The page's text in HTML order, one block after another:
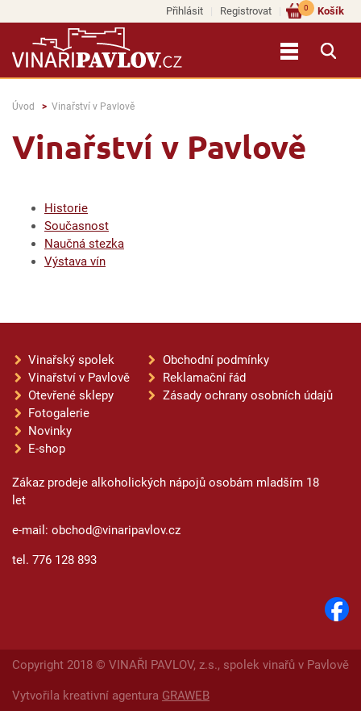
Přihlásit Registrovat Košík
0
Úvod Vinařství v Pavlově
Vinařství v Pavlově
Historie
Současnost
Naučná stezka
Výstava vín
Vinařský spolek
Vinařství v Pavlově
Otevřené sklepy
Fotogalerie
Novinky
E-shop
Obchodní podmínky
Reklamační řád
Zásady ochrany osobních údajů
Zákaz prodeje alkoholických nápojů osobám mladším 18
let
e-mail: obchod@vinaripavlov.cz
tel. 776 128 893
Copyright 2018 © VINAŘI PAVLOV, z.s., spolek vinařů v Pavlově
Vytvořila kreativní agentura GRAWEB